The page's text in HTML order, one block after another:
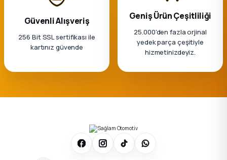
Güvenli Alışveriş
256 Bit SSL sertifikası ile
kartınız güvende
Geniş Ürün Çeşitliliği
25.000'den fazla orjinal
yedek parça çeşitiyle
hizmetinizdeyiz.